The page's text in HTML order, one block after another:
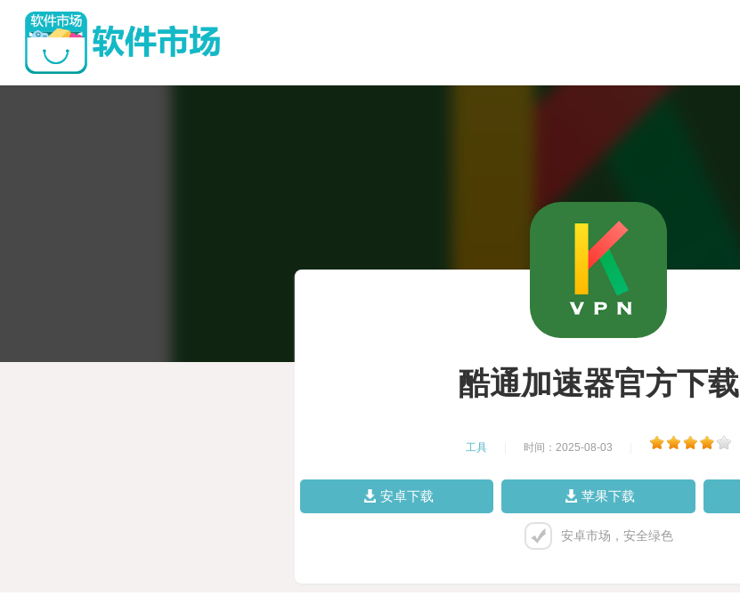
酷通加速器官方下载
工具 时间：2025-08-03
安卓下载 苹果下载
安卓市场，安全绿色